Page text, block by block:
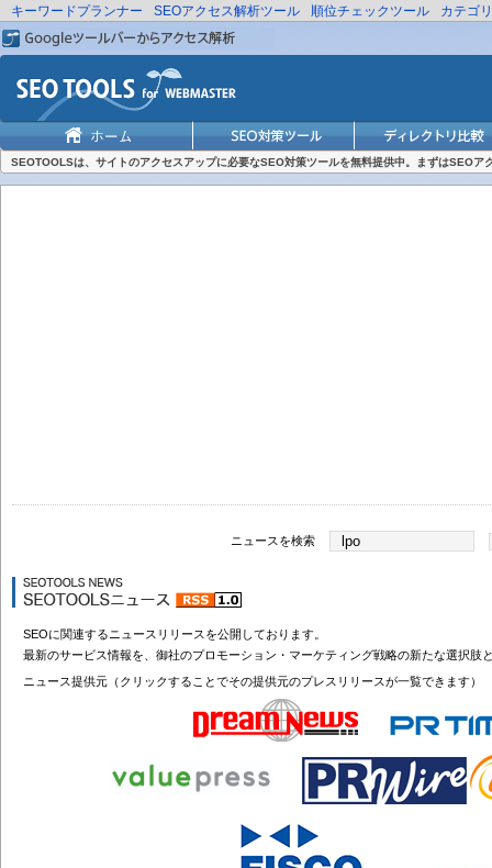
キーワードプランナー SEOアクセス解析ツール 順位チェックツール カテゴ
SEOTOOLSは、サイトのアクセスアップに必要なSEO対策ツールを無料提供中。まずはSEOア
ニュースを検索
SEOに関連するニュースリリースを公開しております。
最新のサービス情報を、御社のプロモーション・マーケティング戦略の新たな選択肢
ニュース提供元（クリックすることでその提供元のプレスリリースが一覧できます）